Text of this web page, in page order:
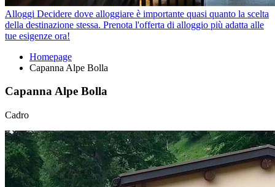
Alloggi Decidere dove alloggiare è importante quasi quanto la scelta
della destinazione stessa. Prenota l'offerta di alloggio più adatta alle
tue esigenze ora!
Homepage
Capanna Alpe Bolla
Capanna Alpe Bolla
Cadro